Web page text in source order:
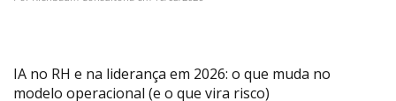
IA no RH e na liderança em 2026: o que muda no
modelo operacional (e o que vira risco)